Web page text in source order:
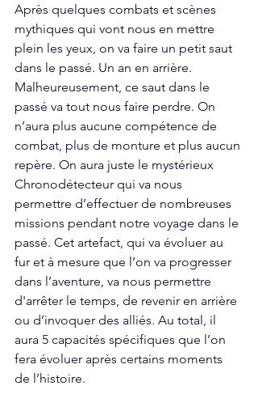
Après quelques combats et scènes
mythiques qui vont nous en mettre
plein les yeux, on va faire un petit saut
dans le passé. Un an en arrière.
Malheureusement, ce saut dans le
passé va tout nous faire perdre. On
n’aura plus aucune compétence de
combat, plus de monture et plus aucun
repère. On aura juste le mystérieux
Chronodétecteur qui va nous
permettre d’effectuer de nombreuses
missions pendant notre voyage dans le
passé. Cet artefact, qui va évoluer au
fur et à mesure que l’on va progresser
dans l’aventure, va nous permettre
d'arrêter le temps, de revenir en arrière
ou d’invoquer des alliés. Au total, il
aura 5 capacités spécifiques que l’on
fera évoluer après certains moments
de l’histoire.